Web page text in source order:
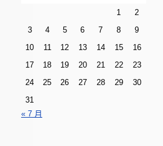
1
2
3
4 5 6 7 8
9
10
11 12 13 14 15
16
17
18 19 20 21 22
23
24
25 26 27 28 29
30
31
« 7 月